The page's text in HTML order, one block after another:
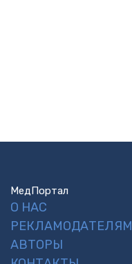
МедПортал
О НАС
РЕКЛАМОДАТЕЛЯМ
АВТОРЫ